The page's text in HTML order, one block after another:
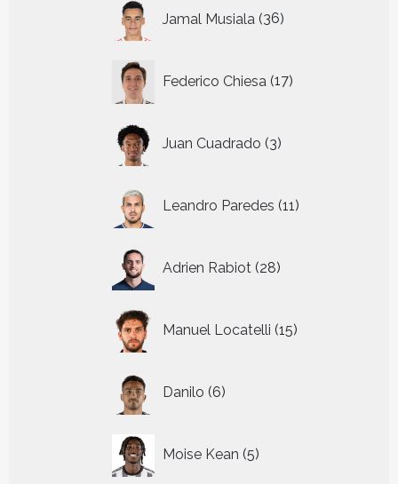
Jamal Musiala 36
producten
Federico Chiesa 17
producten
Juan Cuadrado 3
producten
Leandro Paredes 11
producten
Adrien Rabiot 28
producten
Manuel Locatelli 15
producten
Danilo 6
producten
Moise Kean 5
producten